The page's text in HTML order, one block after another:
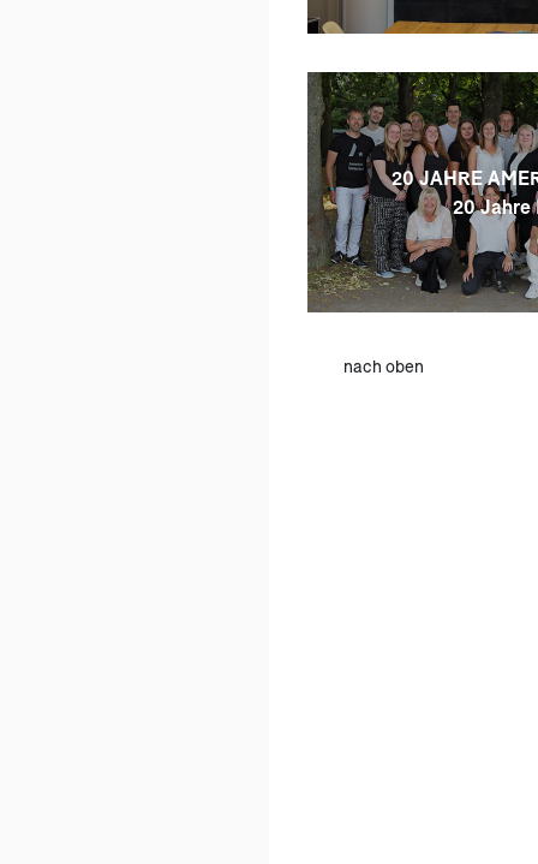
20 JAHRE
20 Jahre
nach oben